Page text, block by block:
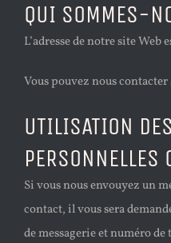
QUI SOMMES-
L’adresse de notre site
Vous pouvez nous
UTILISATION
PERSONNELLES
Si vous nous envouyez un
contact, il vous sera
de messagerie et numéro